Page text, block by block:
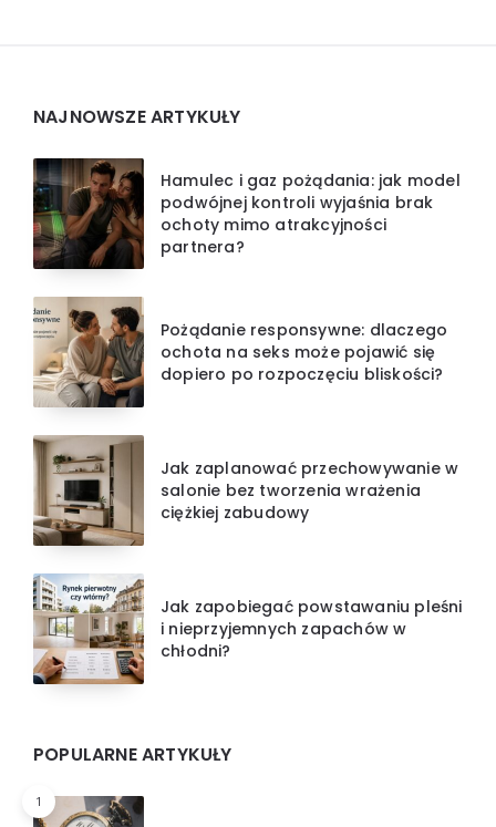
NAJNOWSZE ARTYKUŁY
Hamulec i gaz pożądania: jak model
podwójnej kontroli wyjaśnia brak
ochoty mimo atrakcyjności
partnera?
Pożądanie responsywne: dlaczego
ochota na seks może pojawić się
dopiero po rozpoczęciu bliskości?
Jak zaplanować przechowywanie w
salonie bez tworzenia wrażenia
ciężkiej zabudowy
Jak zapobiegać powstawaniu pleśni
i nieprzyjemnych zapachów w
chłodni?
POPULARNE ARTYKUŁY
1